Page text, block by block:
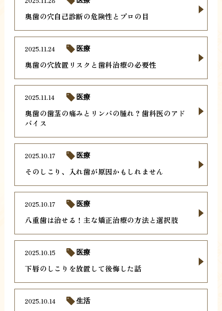
奥歯の穴自己診断の危険性とプロの目
奥歯の穴放置リスクと歯科治療の必要性
2025.11.24 医療
奥歯の歯茎の痛みとリンパの腫れ？歯科医のアド
バイス
2025.11.14 医療
そのしこり、入れ歯が原因かもしれません
2025.10.17 医療
八重歯は治せる！主な矯正治療の方法と選択肢
2025.10.17 医療
下唇のしこりを放置して後悔した話
2025.10.15 医療
2025.10.14 生活